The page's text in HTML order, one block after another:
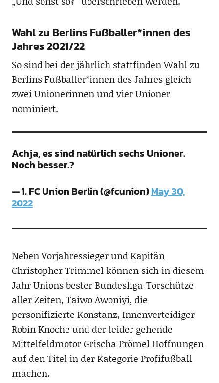
Wahl zu Berlins Fußballer*innen des
Jahres 2021/22
So sind bei der jährlich stattfinden Wahl zu
Berlins Fußballer*innen des Jahres gleich
zwei Unionerinnen und vier Unioner
nominiert.
Achja, es sind natürlich sechs Unioner.
Noch besser.?
— 1. FC Union Berlin (@fcunion)May 30,
2022
Neben Vorjahressieger und Kapitän
Christopher Trimmel können sich in diesem
Jahr Unions bester Bundesliga-Torschütze
aller Zeiten, Taiwo Awoniyi, die
personifizierte Konstanz, Innenverteidiger
Robin Knoche und der leider gehende
Mittelfeldmotor Grischa Prömel Hoffnungen
auf den Titel in der Kategorie Profifußball
machen.